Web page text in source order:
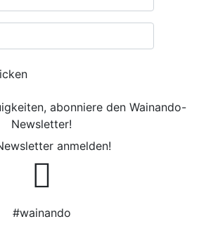
abonniere den Wainando-
Newsletter!
anmelden!
#wainando